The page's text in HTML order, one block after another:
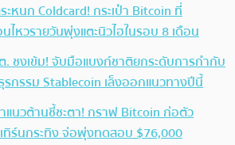
ะหนก Coldcard! กระเป๋า Bitcoin ที่
ไหวรายวันพุ่งแตะนิวไฮในรอบ 8 เดือน
. ชงเข้ม! จับมือแบงก์ชาติยกระดับการกำกับ
รกรรม Stablecoin เล็งออกแนวทางปีนี้
แนวต้านชี้ชะตา! กราฟ Bitcoin ก่อตัว
ทิร์นกระทิง จ่อพุ่งทดสอบ $76,000